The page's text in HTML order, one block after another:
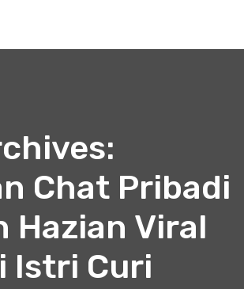
Chat Pribadi
Hazian Viral
Istri Curi